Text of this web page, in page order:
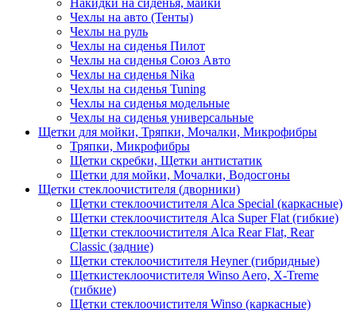
Накидки на сиденья, майки
Чехлы на авто (Тенты)
Чехлы на руль
Чехлы на сиденья Пилот
Чехлы на сиденья Союз Авто
Чехлы на сиденья Nika
Чехлы на сиденья Tuning
Чехлы на сиденья модельные
Чехлы на сиденья универсальные
Щетки для мойки, Тряпки, Мочалки, Микрофибры
Тряпки, Микрофибры
Щетки скребки, Щетки антистатик
Щетки для мойки, Мочалки, Водосгоны
Щетки стеклоочистителя (дворники)
Щетки стеклоочистителя Alca Special (каркасные)
Щетки стеклоочистителя Alca Super Flat (гибкие)
Щетки стеклоочистителя Alca Rear Flat, Rear
Classic (задние)
Щетки стеклоочистителя Heyner (гибридные)
Щеткистеклоочистителя Winso Aero, X-Treme
(гибкие)
Щетки стеклоочистителя Winso (каркасные)